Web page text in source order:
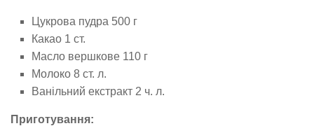
Цукрова пудра 500 г
Какао 1 ст.
Масло вершкове 110 г
Молоко 8 ст. л.
Ванільний екстракт 2 ч. л.
Приготування: